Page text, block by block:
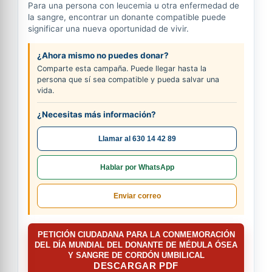
Para una persona con leucemia u otra enfermedad de
la sangre, encontrar un donante compatible puede
significar una nueva oportunidad de vivir.
¿Ahora mismo no puedes donar?
Comparte esta campaña. Puede llegar hasta la
persona que sí sea compatible y pueda salvar una
vida.
¿Necesitas más información?
Llamar al 630 14 42 89
Hablar por WhatsApp
Enviar correo
PETICIÓN CIUDADANA PARA LA CONMEMORACIÓN
DEL DÍA MUNDIAL DEL DONANTE DE MÉDULA ÓSEA
Y SANGRE DE CORDÓN UMBILICAL
DESCARGAR PDF